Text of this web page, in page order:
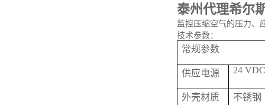
泰州代理希尔
监控压缩空气的压力
技术参数：
常规参数
供应电源 24
外壳材质 不锈钢